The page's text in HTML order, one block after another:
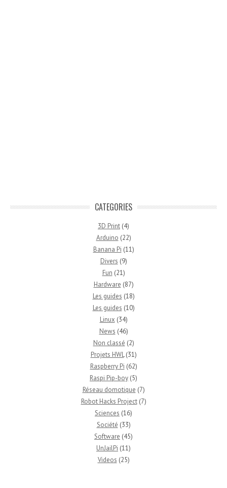
CATEGORIES
3D Print (4)
Arduino (22)
Banana Pi (11)
Divers (9)
Fun (21)
Hardware (87)
Les guides (18)
Les guides (10)
Linux (34)
News (46)
Non classé (2)
Projets HWL(31)
Raspberry Pi (62)
Raspi Pip-boy (5)
Réseau domotique (7)
Robot Hacks Project(7)
Sciences (16)
Société (33)
Software (45)
UnJailPi (11)
Videos (25)